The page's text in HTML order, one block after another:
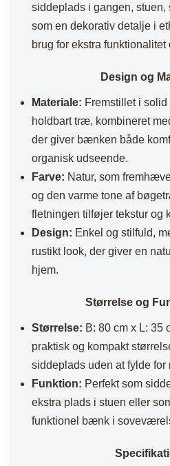
siddeplads i gangen,
som en dekorativ detalje i
brug for ekstra funktionalitet
Design og
Materiale: Fremstillet i
holdbart træ, kombineret
der giver bænken både
organisk udseende.
Farve: Natur, som
og den varme tone af
fletningen tilføjer tekstur og
Design: Enkel og stilfuld,
rustikt look, der giver en
hjem.
Størrelse og
Størrelse: B: 80 cm x L: 35
praktisk og kompakt
siddeplads uden at fylde for
Funktion: Perfekt som
ekstra plads i stuen eller
funktionel bænk i